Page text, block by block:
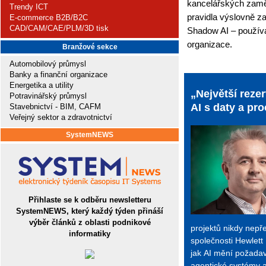
Trendy ICT
E-commerce B2B/B2C
CAD/CAM/CAE/PLM/3D tisk
Branžové sekce
Automobilový průmysl
Banky a finanční organizace
Energetika a utility
Potravinářský průmysl
Stavebnictví - BIM, CAFM
Veřejný sektor a zdravotnictví
SystemNEWS
Přihlaste se k odběru newsletteru
SystemNEWS, který každý týden přináší
výběr článků z oblasti podnikové
informatiky
kancelářských
pravidla výslovně
Shadow AI –
organizace.
„Největší
AI s daty a
projektů nikdy
společnosti
jak AI mění